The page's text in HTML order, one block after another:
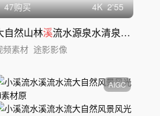
47购买 4K 2'55
自然山林溪流水源泉水清泉小溪
频素材 途影影像
AIGC